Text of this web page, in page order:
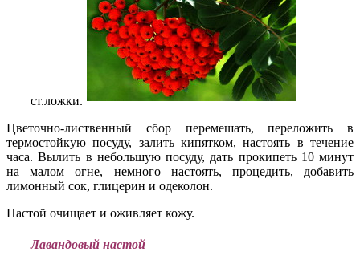
ст.ложки.
Цветочно-лиственный сбор перемешать, переложить в
термостойкую посуду, залить кипятком, настоять в течение
часа. Вылить в небольшую посуду, дать прокипеть 10 минут
на малом огне, немного настоять, процедить, добавить
лимонный сок, глицерин и одеколон.
Настой очищает и оживляет кожу.
Лавандовый настой